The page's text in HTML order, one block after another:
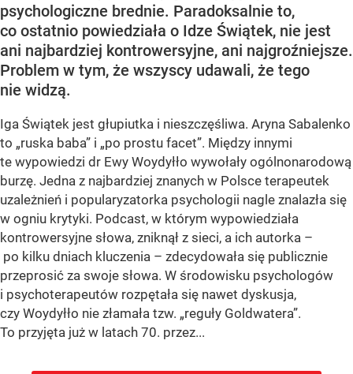
psychologiczne brednie. Paradoksalnie to,
co ostatnio powiedziała o Idze Świątek, nie jest
ani najbardziej kontrowersyjne, ani najgroźniejsze.
Problem w tym, że wszyscy udawali, że tego
nie widzą.
Iga Świątek jest głupiutka i nieszczęśliwa. Aryna Sabalenko
to „ruska baba” i „po prostu facet”. Między innymi
te wypowiedzi dr Ewy Woydyłło wywołały ogólnonarodową
burzę. Jedna z najbardziej znanych w Polsce terapeutek
uzależnień i popularyzatorka psychologii nagle znalazła się
w ogniu krytyki. Podcast, w którym wypowiedziała
kontrowersyjne słowa, zniknął z sieci, a ich autorka –
po kilku dniach kluczenia – zdecydowała się publicznie
przeprosić za swoje słowa. W środowisku psychologów
i psychoterapeutów rozpętała się nawet dyskusja,
czy Woydyłło nie złamała tzw. „reguły Goldwatera”.
To przyjęta już w latach 70. przez...